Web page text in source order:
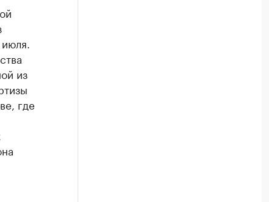
из
где